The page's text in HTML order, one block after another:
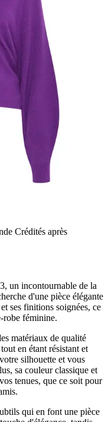
Crédités après
un incontournable de la
d'une pièce élégante
ses finitions soignées, ce
robe féminine.
matériaux de qualité
en étant résistant et
silhouette et vous
sa couleur classique et
tenues, que ce soit pour
qui en font une pièce